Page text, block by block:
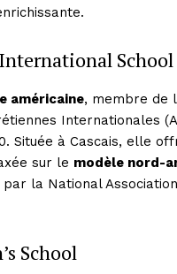
School
américaine, membre de
Internationales
Située à Cascais, elle
sur le modèle nord-
la National
School